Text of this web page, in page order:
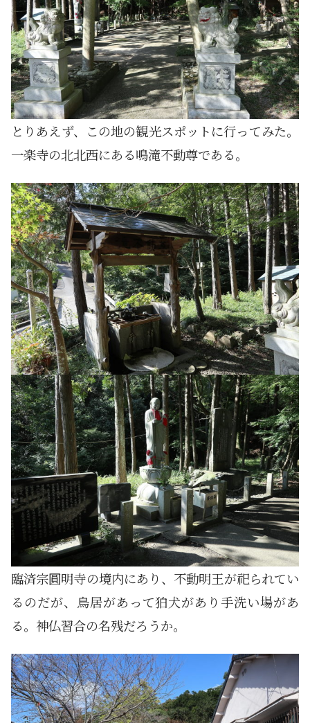
とりあえず、この地の観光スポットに行ってみた。
一楽寺の北北西にある鳴滝不動尊である。
臨済宗圓明寺の境内にあり、不動明王が祀られてい
るのだが、鳥居があって狛犬があり手洗い場があ
る。神仏習合の名残だろうか。